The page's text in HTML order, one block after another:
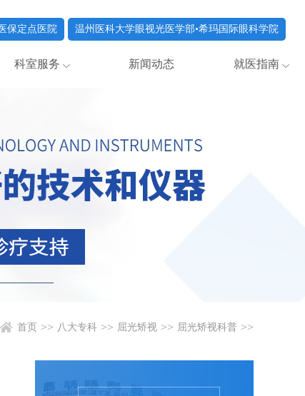
保定点医院 温州医科大学眼视光医学部•希玛国际眼科学院
科室服务 新闻动态 就医指南
首页 >> 八大专科 >> 屈光矫视 >> 屈光矫视科普 >>